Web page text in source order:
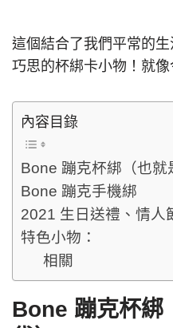
這個結合了我們平常的
巧思的杯綁卡小物！就
內容目錄
Bone 蹦克杯綁（也就
Bone 蹦克手機綁
2021 生日送禮、情人
特色小物：
相關
Bone 蹦克杯綁